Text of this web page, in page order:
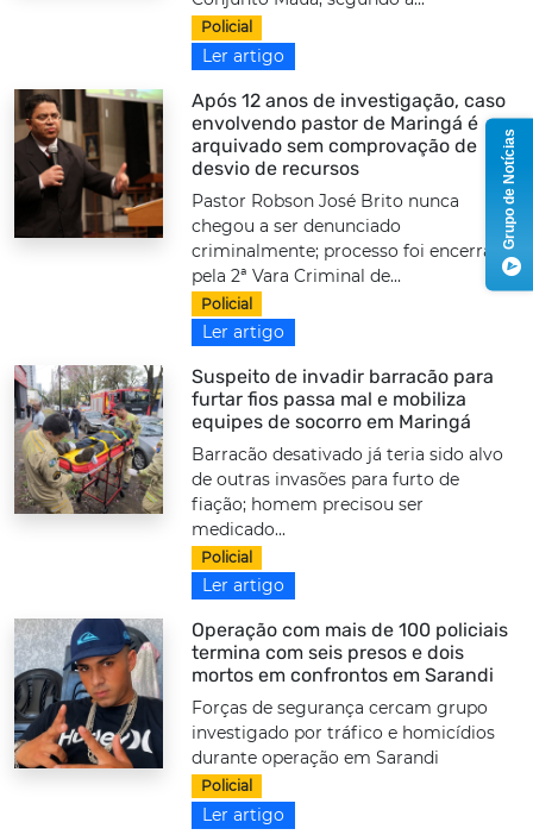
Policial
Ler artigo
Após 12 anos de investigação, caso
envolvendo pastor de Maringá é
arquivado sem comprovação de
desvio de recursos
Pastor Robson José Brito nunca
chegou a ser denunciado
criminalmente; processo foi encerrado
pela 2ª Vara Criminal de...
Policial
Ler artigo
Suspeito de invadir barracão para
furtar fios passa mal e mobiliza
equipes de socorro em Maringá
Barracão desativado já teria sido alvo
de outras invasões para furto de
fiação; homem precisou ser
medicado...
Policial
Ler artigo
Operação com mais de 100 policiais
termina com seis presos e dois
mortos em confrontos em Sarandi
Forças de segurança cercam grupo
investigado por tráfico e homicídios
durante operação em Sarandi
Policial
Ler artigo
Grupo de Notícias